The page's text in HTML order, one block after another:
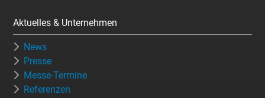
Aktuelles & Unternehmen
News
Presse
Messe-Termine
Referenzen